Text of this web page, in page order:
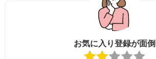
お気に入り登録が面倒